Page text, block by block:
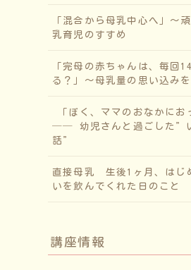
「混合から母乳中心へ」〜
乳育児のすすめ
「完母の赤ちゃんは、毎回
る？」〜母乳量の思い込み
「ぼく、ママのおなかにお
── 幼児さんと過ごした”
話”
直接母乳 生後1ヶ月、はじ
いを飲んでくれた日のこと
講座情報